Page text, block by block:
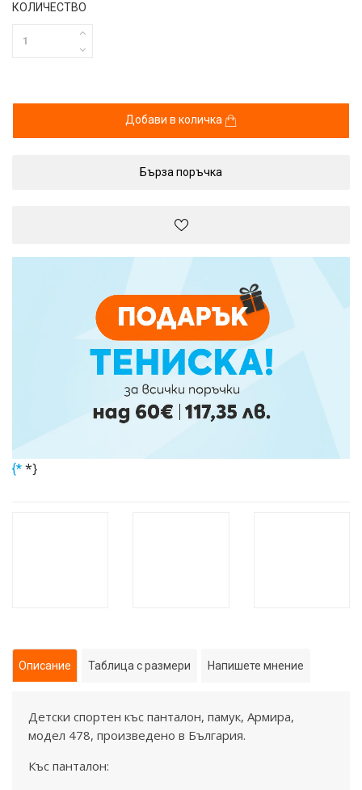
КОЛИЧЕСТВО
Добави в количка
Бърза поръчка
{* *}
Описание Таблица с размери Напишете мнение
Детски спортен къс панталон, памук, Армира,
модел 478, произведено в България.
Къс панталон: